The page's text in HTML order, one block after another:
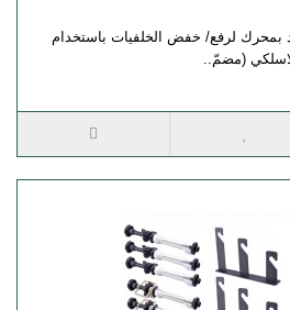
بمحرك لرفع/ خفض الخلفيات باستخدام
(مضمّ..